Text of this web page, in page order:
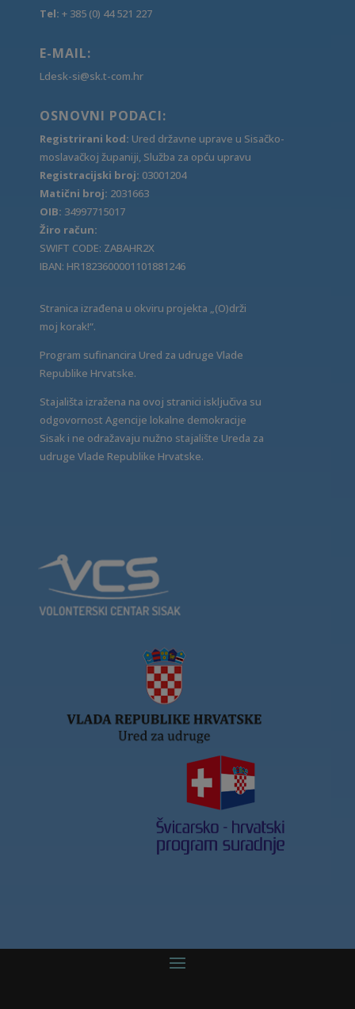
Tel: + 385 (0) 44 521 227
E-MAIL:
Ldesk-si@sk.t-com.hr
OSNOVNI PODACI:
Registrirani kod: Ured državne uprave u Sisačko-
moslavačkoj županiji, Služba za opću upravu
Registracijski broj: 03001204
Matični broj: 2031663
OIB: 34997715017
Žiro račun:
SWIFT CODE: ZABAHR2X
IBAN: HR1823600001101881246
Stranica izrađena u okviru projekta „(O)drži
moj korak!“.
Program sufinancira Ured za udruge Vlade
Republike Hrvatske.
Stajališta izražena na ovoj stranici isključiva su
odgovornost Agencije lokalne demokracije
Sisak i ne odražavaju nužno stajalište Ureda za
udruge Vlade Republike Hrvatske.